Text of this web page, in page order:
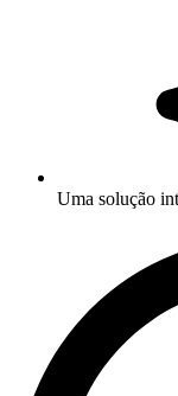
Uma solução